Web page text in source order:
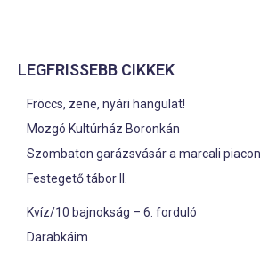
LEGFRISSEBB CIKKEK
Fröccs, zene, nyári hangulat!
Mozgó Kultúrház Boronkán
Szombaton garázsvásár a marcali
Festegető tábor II.
Kvíz/10 bajnokság – 6. forduló
Darabkáim